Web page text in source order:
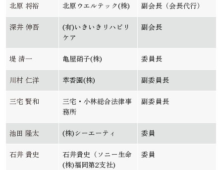
北原 将裕 北原ウエルテック(株) 副会長（会長代行）
深井 伸吾
(有)いきいきリハビリ
ケア
副会長
堤 清一 亀屋硝子(株) 委員長
川村 仁洋 萃香園(株) 副委員長
三宅 賢和
三宅・小林総合法律事
務所
副委員長
池田 隆太 (株)シーエーティ 委員
石井 貴史
石井貴史（ソニー生命
(株)福岡第2支社)
委員